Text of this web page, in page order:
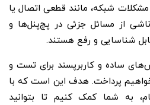
شبکه، مانند قطعی اتصال یا
از مسائل جزئی در پچ‌پنل‌ها و
شناسایی و رفع هستند.
ساده و کاربرپسند برای تست و
پرداخت. هدف این است که با
به شما کمک کنیم تا بتوانید